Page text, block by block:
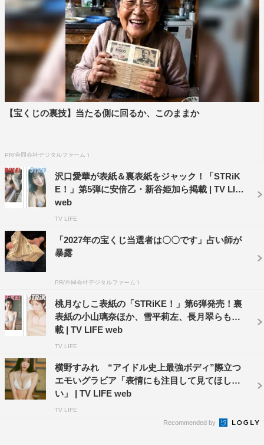
「STRiKE！」十味（撮影：横山マサト）
「STRiKE！」似鳥沙也加（撮影：カノウリョウマ）
【宝くじの裏技】当たる側に回るか、このままか
PR(合同会社デジタルファーム )
沢口愛華が表紙＆裏表紙をジャック！「STRiK
E！」第5弾に安倍乙・新谷姫加ら掲載 | TV LIFE
web
TV LIFE
「2027年の宝くじ当選者は〇〇です」占い師が
暴露
PR(合同会社デジタルファーム )
桃月なしこ表紙の「STRiKE！」第6弾発売！裏
表紙の小山璃奈ほか、雪平莉左、長月翠らも掲
載 | TV LIFE web
TV LIFE
横野すみれ “アイドル史上最強ボディ”際立つ
エモいグラビア「表情にも注目して見てほし
い」 | TV LIFE web
TV LIFE
Recommended by